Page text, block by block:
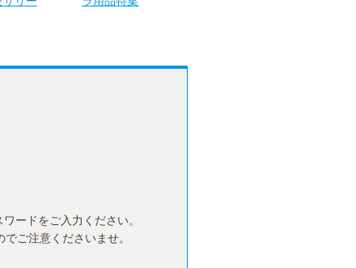
ードをご入力ください。
ご注意くださいませ。